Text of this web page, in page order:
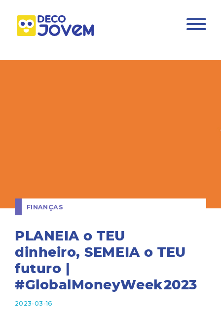
PLANEIA o TEU
dinheiro, SEMEIA o TEU
futuro |
#GlobalMoneyWeek2023
2023-03-16
FINANÇAS